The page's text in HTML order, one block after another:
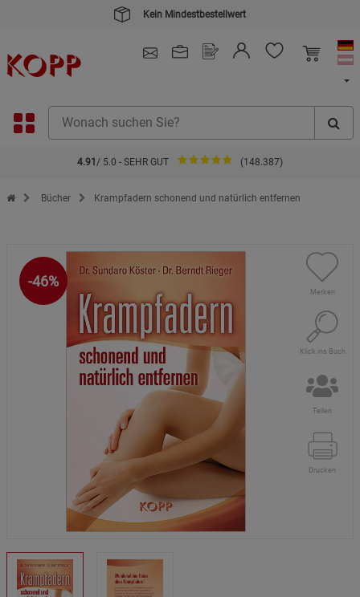
Kein Mindestbestellwert
4.91 / 5.0 - SEHR GUT (148.387)
Zur Startseite des Kopp Verlag Online-Shop
Bücher Krampfadern schonend und natürlich entfernen
-46%
Merken
Klick ins Buch
Teilen
Drucken